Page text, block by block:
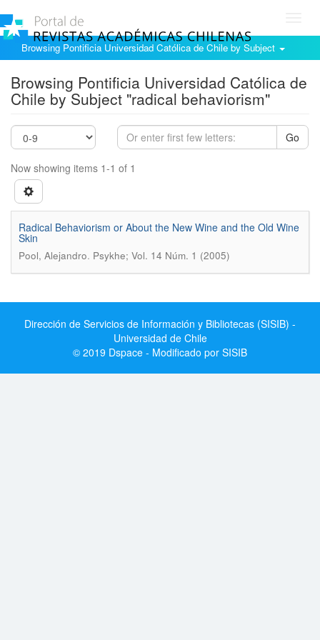
Browsing Pontificia Universidad Católica de Chile by Subject
Browsing Pontificia Universidad Católica de
Chile by Subject "radical behaviorism"
Go
Now showing items 1-1 of 1
Radical Behaviorism or About the New Wine and the Old Wine
Skin
Pool, Alejandro. Psykhe; Vol. 14 Núm. 1 (2005)
Dirección de Servicios de Información y Bibliotecas (SISIB) -
Universidad de Chile
© 2019 Dspace - Modificado por SISIB